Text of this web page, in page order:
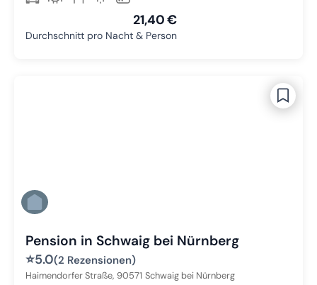
21,40 €
Durchschnitt pro Nacht & Person
Pension in Schwaig bei Nürnberg
⭐5.0(2 Rezensionen)
Haimendorfer Straße, 90571 Schwaig bei Nürnberg